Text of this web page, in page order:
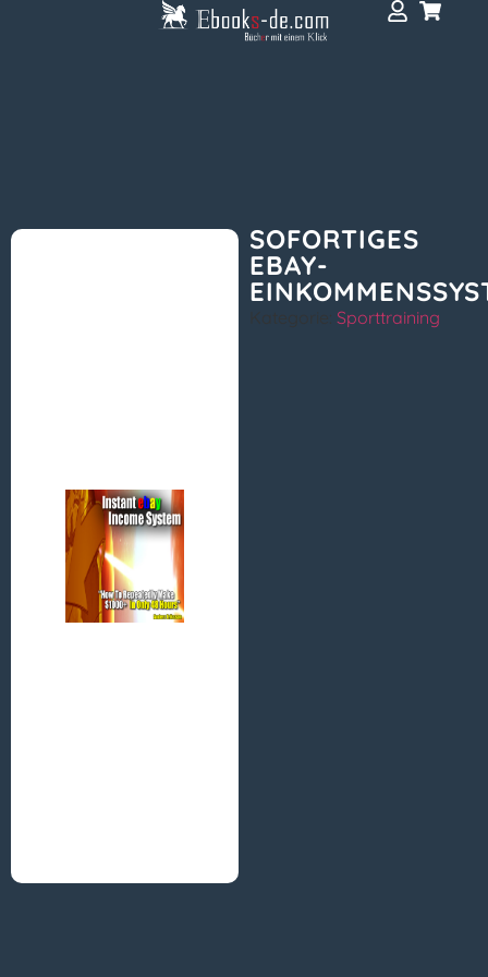
SOFORTIGES
EBAY-
Kategorie:Sporttraining